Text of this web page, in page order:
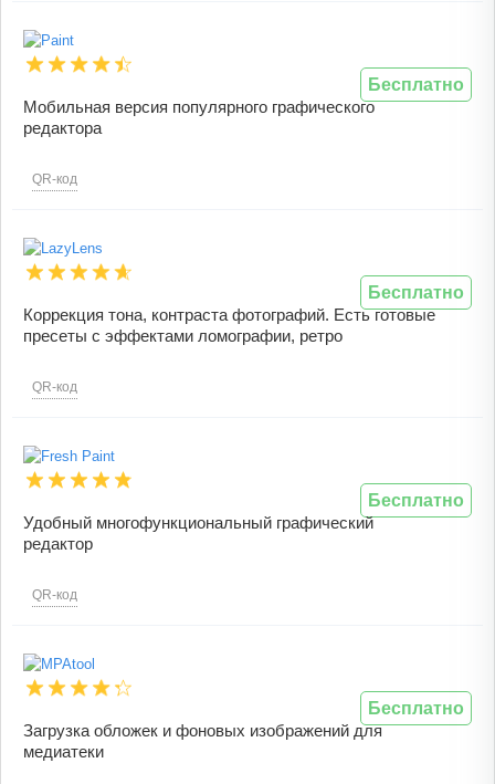
Мобильная версия популярного графического
редактора
QR-код
Бесплатно
Коррекция тона, контраста фотографий. Есть готовые
пресеты с эффектами ломографии, ретро
QR-код
Бесплатно
Удобный многофункциональный графический
редактор
QR-код
Бесплатно
Загрузка обложек и фоновых изображений для
медиатеки
Бесплатно